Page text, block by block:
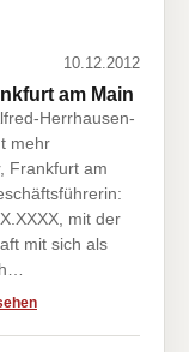
10.12.2012
am Main
Herrhausen-
mehr
Frankfurt am
mit der
mit sich als